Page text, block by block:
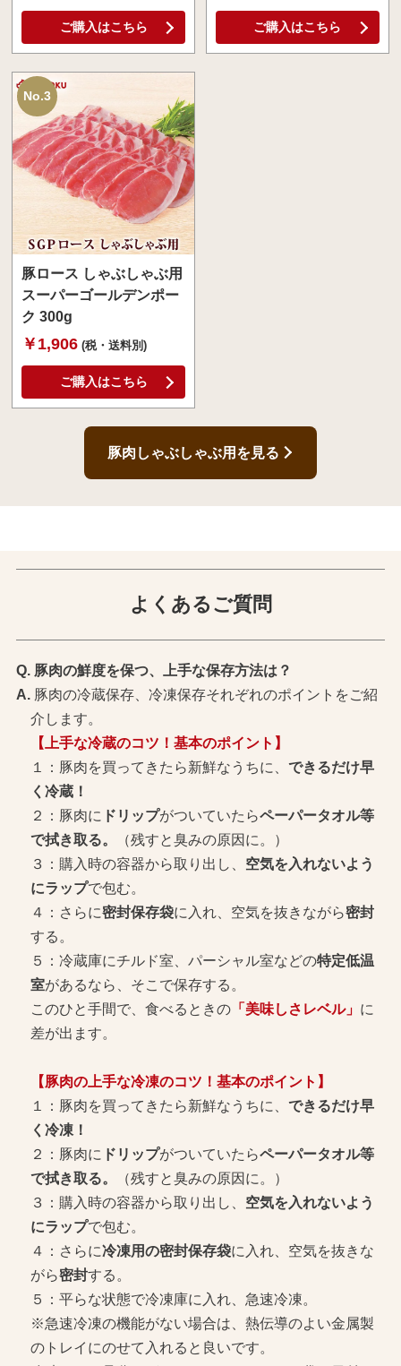
ご購入はこちら ご購入はこちら
No.3
豚ロース しゃぶしゃぶ用
スーパーゴールデンポー
ク 300g
￥1,906 (税・送料別)
ご購入はこちら
豚肉しゃぶしゃぶ用を見る
よくあるご質問
豚肉の鮮度を保つ、上手な保存方法は？
豚肉の冷蔵保存、冷凍保存それぞれのポイントをご紹
介します。
【上手な冷蔵のコツ！基本のポイント】
１：豚肉を買ってきたら新鮮なうちに、 できるだけ早
く冷蔵！
２：豚肉に ドリップがついていたらペーパータオル等
で拭き取る。
（残すと臭みの原因に。）
３：購入時の容器から取り出し、 空気を入れないよう
にラップで包む。
４：さらに密封保存袋に入れ、空気を抜きながら密封
する。
５：冷蔵庫にチルド室、パーシャル室などの特定低温
室があるなら、そこで保存する。
このひと手間で、食べるときの「美味しさレベル」 に
差が出ます。
【豚肉の上手な冷凍のコツ！基本のポイント】
１：豚肉を買ってきたら新鮮なうちに、 できるだけ早
く冷凍！
２：豚肉に ドリップがついていたらペーパータオル等
で拭き取る。
（残すと臭みの原因に。）
３：購入時の容器から取り出し、 空気を入れないよう
にラップで包む。
４：さらに冷凍用の密封保存袋に入れ、空気を抜きな
がら密封する。
５：平らな状態で冷凍庫に入れ、急速冷凍。
※急速冷凍の機能がない場合は、熱伝導のよい金属製
のトレイにのせて入れると良いです。